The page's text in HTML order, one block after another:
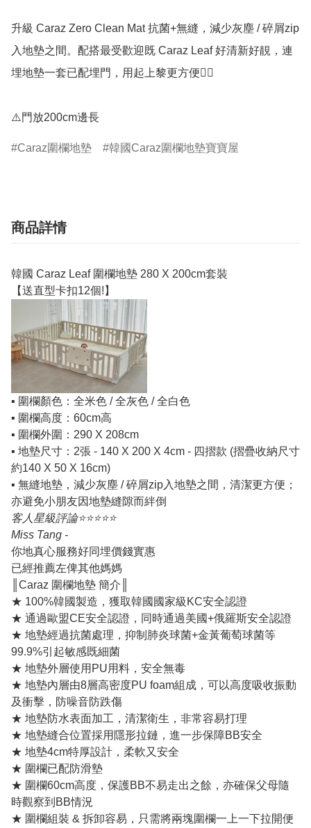
升級 Caraz Zero Clean Mat 抗菌+無縫，減少灰塵 / 碎屑zip
入地墊之間。配搭最受歡迎既 Caraz Leaf 好清新好靚，連
埋地墊一套已配埋門，用起上黎更方便👍🏻
⚠️門放200cm邊長
Caraz圍欄地墊 韓國Caraz圍欄地墊寶寶屋
商品詳情
韓國 Caraz Leaf 圍欄地墊 280 X 200cm套裝
【送直型卡扣12個!】
▪️ 圍欄顏色：全米色 / 全灰色 / 全白色
▪️ 圍欄高度：60cm高
▪️ 圍欄外圍：290 X 208cm
▪️ 地墊尺寸：2張 - 140 X 200 X 4cm - 四摺款 (摺疊收納尺寸
約140 X 50 X 16cm)
▪️ 無縫地墊，減少灰塵 / 碎屑zip入地墊之間，清潔更方便；
亦避免小朋友因地墊縫隙而絆倒
客人星級評論⭐️⭐️⭐️⭐️⭐️
Miss Tang -
你地真心服務好同埋價錢實惠
已經推薦左俾其他媽媽
║Caraz 圍欄地墊 簡介║
★ 100%韓國製造，獲取韓國國家級KC安全認證
★ 通過歐盟CE安全認證，同時通過美國+俄羅斯安全認證
★ 地墊經過抗菌處理，抑制肺炎球菌+金黃葡萄球菌等
99.9%引起敏感既細菌
★ 地墊外層使用PU用料，安全無毒
★ 地墊內層由8層高密度PU foam組成，可以高度吸收振動
及衝擊，防噪音防跌傷
★ 地墊防水表面加工，清潔衛生，非常容易打理
★ 地墊縫合位置採用隱形拉鏈，進一步保障BB安全
★ 地墊4cm特厚設計，柔軟又安全
★ 圍欄已配防滑墊
★ 圍欄60cm高度，保護BB不易走出之餘，亦確保父母隨
時觀察到BB情況
★ 圍欄組裝 & 拆卸容易，只需將兩塊圍欄一上一下拉開便